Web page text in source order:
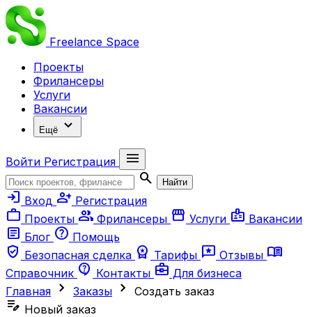
Freelance Space
Проекты
Фрилансеры
Услуги
Вакансии
Ещё expand_more
Войти Регистрация
menu
search
Найти
login Вход person_add Регистрация
work Проекты group Фрилансеры storefront Услуги badge Вакансии
article Блог help Помощь
verified_user Безопасная сделка workspace_premium Тарифы reviews Отзывы menu_book
Справочник contact_support Контакты business_center Для бизнеса
Главная chevron_right Заказы chevron_right Создать заказ
edit_note Новый заказ